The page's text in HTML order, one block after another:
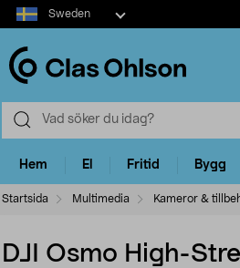
Select
market
Sweden
Hem El Fritid Bygg
Startsida Multimedia Kameror &
DJI Osmo High-